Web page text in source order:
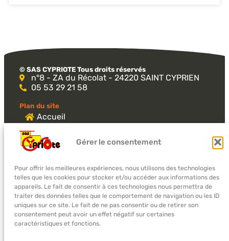
Gérer le consentement
Pour offrir les meilleures expériences, nous utilisons des technologies
telles que les cookies pour stocker et/ou accéder aux informations des
appareils. Le fait de consentir à ces technologies nous permettra de
traiter des données telles que le comportement de navigation ou les ID
uniques sur ce site. Le fait de ne pas consentir ou de retirer son
consentement peut avoir un effet négatif sur certaines
caractéristiques et fonctions.
© SAS CYPRIOTE Tous droits réservés​
n°8 - ZA du Récolat - 24220 SAINT CYPRIEN
05 53 29 21 58
Plan du site
Accueil
Notre entreprise
Matériel en location
Contact
lundi : 09:00-12:00 et 14:00-17:00
mardi : 09:00-12:00 et 14:00-17:00